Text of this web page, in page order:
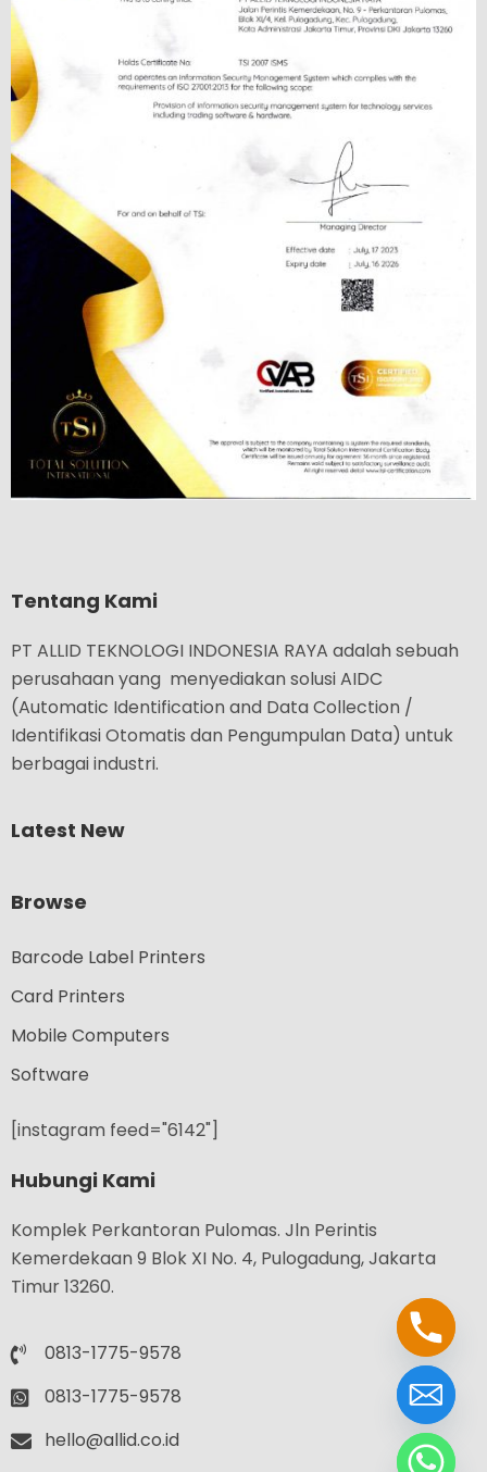
Tentang Kami
PT ALLID TEKNOLOGI INDONESIA RAYA adalah sebuah
perusahaan yang menyediakan solusi AIDC
(Automatic Identification and Data Collection /
Identifikasi Otomatis dan Pengumpulan Data) untuk
berbagai industri.
Latest New
Browse
Barcode Label Printers
Card Printers
Mobile Computers
Software
[instagram feed="6142"]
Hubungi Kami
Komplek Perkantoran Pulomas. Jln Perintis
Kemerdekaan 9 Blok XI No. 4, Pulogadung, Jakarta
Timur 13260.
0813-1775-9578
0813-1775-9578
hello@allid.co.id